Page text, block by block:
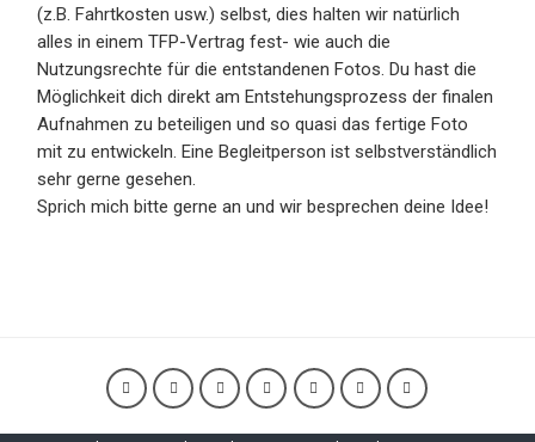
(z.B. Fahrtkosten usw.) selbst, dies halten wir natürlich
alles in einem TFP-Vertrag fest- wie auch die
Nutzungsrechte für die entstandenen Fotos. Du hast die
Möglichkeit dich direkt am Entstehungsprozess der finalen
Aufnahmen zu beteiligen und so quasi das fertige Foto
mit zu entwickeln. Eine Begleitperson ist selbstverständlich
sehr gerne gesehen.
Sprich mich bitte gerne an und wir besprechen deine Idee!